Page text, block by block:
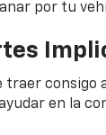
por tu
traer consigo
en la